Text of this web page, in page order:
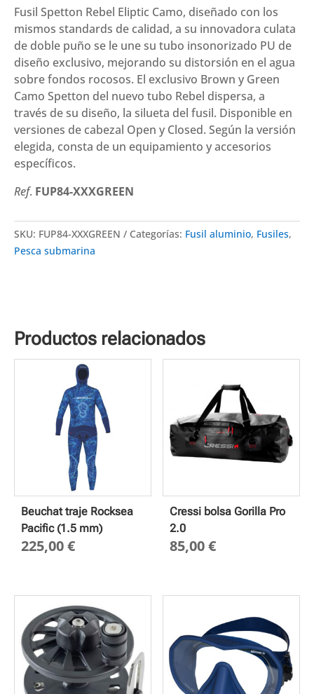
Eliptic
Green
Camo
(cabezal
Closed)
cantidad
Fusil Spetton Rebel Eliptic Camo, diseñado con los
mismos standards de calidad, a su innovadora culata
de doble puño se le une su tubo insonorizado PU de
diseño exclusivo, mejorando su distorsión en el agua
sobre fondos rocosos. El exclusivo Brown y Green
Camo Spetton del nuevo tubo Rebel dispersa, a
través de su diseño, la silueta del fusil. Disponible en
versiones de cabezal Open y Closed. Según la versión
elegida, consta de un equipamiento y accesorios
específicos.
Ref. FUP84-XXXGREEN
SKU: FUP84-XXXGREEN Categorías: Fusil aluminio, Fusiles,
Pesca submarina
Productos relacionados
Beuchat traje Rocksea
Pacific (1.5 mm)
225,00€
Cressi bolsa Gorilla Pro
2.0
85,00€